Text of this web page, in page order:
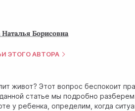
Борисовна
ЭТОГО АВТОРА
живот? Этот вопрос беспокоит
статье мы подробно
у ребенка, определим, когда